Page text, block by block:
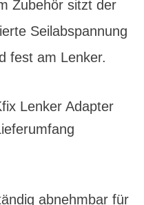
Zubehör sitzt der
Seilabspannung
fest am Lenker.
Lenker Adapter
abnehmbar für